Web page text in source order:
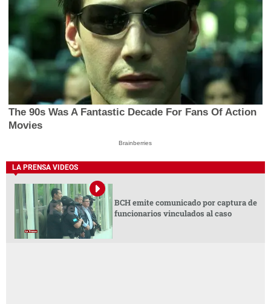
The 90s Was A Fantastic Decade For Fans Of Action
Movies
Brainberries
LA PRENSA VIDEOS
BCH emite comunicado por captura de
funcionarios vinculados al caso